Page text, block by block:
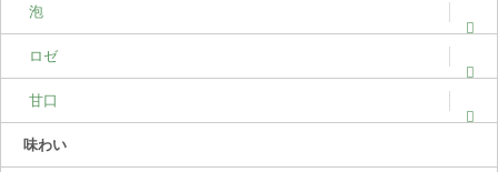
泡
ロゼ
甘口
味わい